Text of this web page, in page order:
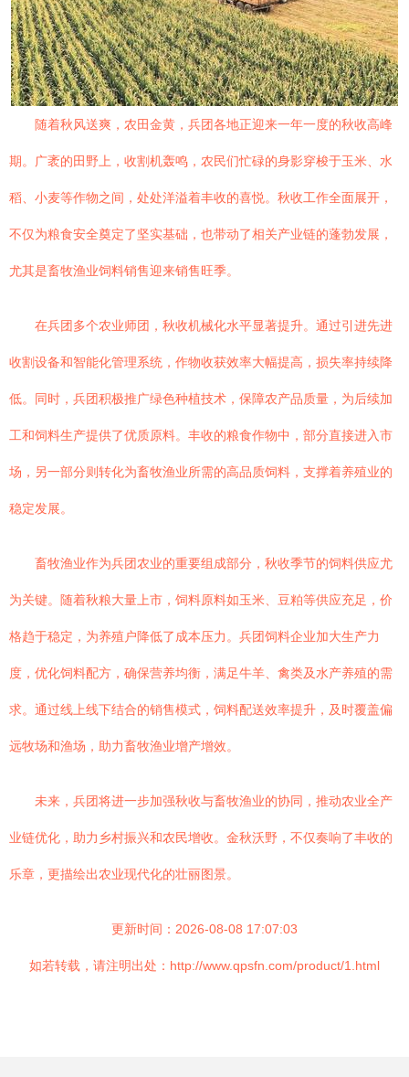
随着秋风送爽，农田金黄，兵团各地正迎来一年一度的秋收高峰
期。广袤的田野上，收割机轰鸣，农民们忙碌的身影穿梭于玉米、水
稻、小麦等作物之间，处处洋溢着丰收的喜悦。秋收工作全面展开，
不仅为粮食安全奠定了坚实基础，也带动了相关产业链的蓬勃发展，
尤其是畜牧渔业饲料销售迎来销售旺季。
在兵团多个农业师团，秋收机械化水平显著提升。通过引进先进
收割设备和智能化管理系统，作物收获效率大幅提高，损失率持续降
低。同时，兵团积极推广绿色种植技术，保障农产品质量，为后续加
工和饲料生产提供了优质原料。丰收的粮食作物中，部分直接进入市
场，另一部分则转化为畜牧渔业所需的高品质饲料，支撑着养殖业的
稳定发展。
畜牧渔业作为兵团农业的重要组成部分，秋收季节的饲料供应尤
为关键。随着秋粮大量上市，饲料原料如玉米、豆粕等供应充足，价
格趋于稳定，为养殖户降低了成本压力。兵团饲料企业加大生产力
度，优化饲料配方，确保营养均衡，满足牛羊、禽类及水产养殖的需
求。通过线上线下结合的销售模式，饲料配送效率提升，及时覆盖偏
远牧场和渔场，助力畜牧渔业增产增效。
未来，兵团将进一步加强秋收与畜牧渔业的协同，推动农业全产
业链优化，助力乡村振兴和农民增收。金秋沃野，不仅奏响了丰收的
乐章，更描绘出农业现代化的壮丽图景。
更新时间：2026-08-08 17:07:03
如若转载，请注明出处：http://www.qpsfn.com/product/1.html